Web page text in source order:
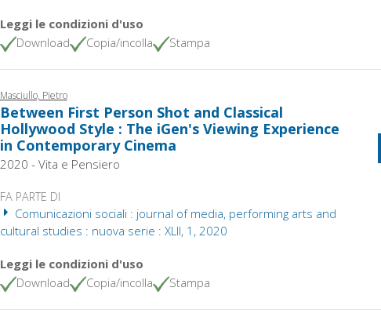
Leggi le condizioni d'uso
Download
Copia/incolla Stampa
Masciullo, Pietro
Between First Person Shot and Classical
Hollywood Style : The iGen's Viewing Experience
in Contemporary Cinema
2020 - Vita e Pensiero
FA PARTE DI
Comunicazioni sociali : journal of media, performing arts and
cultural studies : nuova serie : XLII, 1, 2020
Leggi le condizioni d'uso
Download
Copia/incolla Stampa